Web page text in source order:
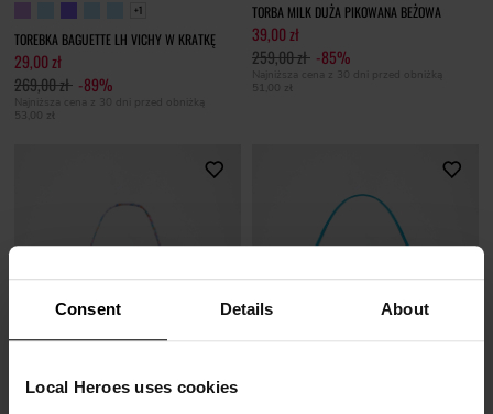
Consent Details About
Local Heroes uses cookies
+1
TOREBKA BAGUETTE LH VICHY W KRATKĘ
29,00 zł
269,00 zł -89%
Najniższa cena z 30 dni przed obniżką
53,00 zł
TORBA MILK DUŻA PIKOWANA BEŻOWA
39,00 zł
259,00 zł -85%
Najniższa cena z 30 dni przed obniżką
51,00 zł